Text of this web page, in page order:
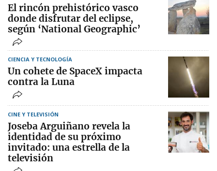
El rincón prehistórico vasco
donde disfrutar del eclipse,
según ‘National Geographic’
CIENCIA Y TECNOLOGÍA
Un cohete de SpaceX impacta
contra la Luna
CINE Y TELEVISIÓN
Joseba Arguiñano revela la
identidad de su próximo
invitado: una estrella de la
televisión